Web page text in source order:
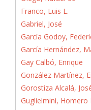
Franco, Luis L.
Gabriel, José
García Godoy,
García Hernández,
Gay Calbó, Enrique
González Martínez,
Gorostiza Alcalá,
Guglielmini, Homero